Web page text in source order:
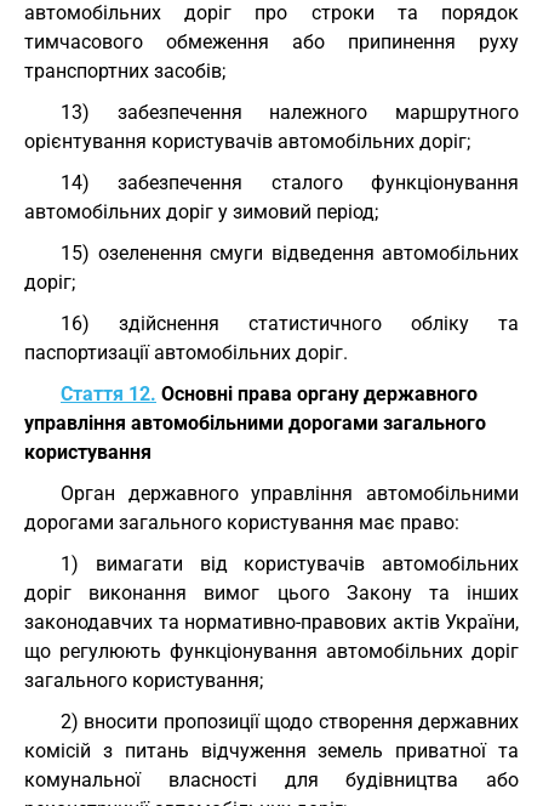
автомобільних доріг про строки та порядок
тимчасового обмеження або припинення руху
транспортних засобів;
13) забезпечення належного маршрутного
орієнтування користувачів автомобільних доріг;
14) забезпечення сталого функціонування
автомобільних доріг у зимовий період;
15) озеленення смуги відведення автомобільних
доріг;
16) здійснення статистичного обліку та
паспортизації автомобільних доріг.
Стаття 12. Основні права органу державного
управління автомобільними дорогами загального
користування
Орган державного управління автомобільними
дорогами загального користування має право:
1) вимагати від користувачів автомобільних
доріг виконання вимог цього Закону та інших
законодавчих та нормативно-правових актів України,
що регулюють функціонування автомобільних доріг
загального користування;
2) вносити пропозиції щодо створення державних
комісій з питань відчуження земель приватної та
комунальної власності для будівництва або